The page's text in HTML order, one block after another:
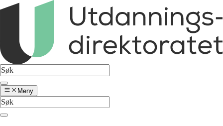
Meny